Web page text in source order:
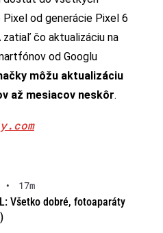
od generácie Pixel 6
čo aktualizáciu na
od Googlu
môžu aktualizáciu
až mesiacov neskôr.
•
17m
Všetko dobré, fotoaparáty